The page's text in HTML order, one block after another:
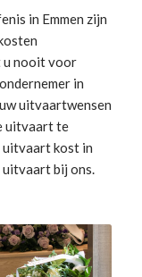
in Emmen zijn
u nooit voor
in
uitvaartwensen
uitvaart te
uitvaart kost in
uitvaartbij ons.